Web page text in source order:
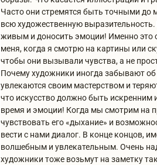
Часто они стремятся быть точными до
всю художественную
живым и доносить эмоции! Именно это
меня, когда я смотрю на картины или
чтобы они вызывали чувства, а не
Почему художники иногда забывают
увлекаются своим мастерством и
что искусство должно быть искренним
время и эмоции! Когда мы смотрим на
чувствовать его «дыхание» и
вести с нами диалог. В конце концов,
волшебным и увлекательным. Очень
художники тоже возьмут на заметку